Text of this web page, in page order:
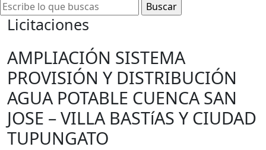
Licitaciones
AMPLIACIÓN SISTEMA
PROVISIÓN Y DISTRIBUCIÓN
AGUA POTABLE CUENCA SAN
JOSE – VILLA BASTíAS Y CIUDAD
TUPUNGATO